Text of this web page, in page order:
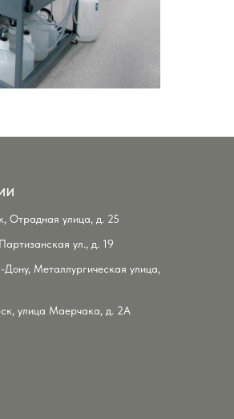
Отрадная улица, д. 25
ул., д. 19
Дону, Металлургическая улица,
улица Маерчака, д. 2А